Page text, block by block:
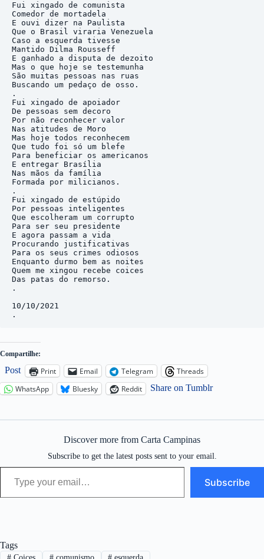
Fui xingado de comunista
Comedor de mortadela
E ouvi dizer na Paulista
Que o Brasil viraria Venezuela
Caso a esquerda tivesse
Mantido Dilma Rousseff
E ganhado a disputa de dezoito
Mas o que hoje se testemunha
São muitas pessoas nas ruas
Buscando um pedaço de osso.
.
Fui xingado de apoiador
De pessoas sem decoro
Por não reconhecer valor
Nas atitudes de Moro
Mas hoje todos reconhecem
Que tudo foi só um blefe
Para beneficiar os americanos
E entregar Brasília
Nas mãos da família
Formada por milicianos.
.
Fui xingado de estúpido
Por pessoas inteligentes
Que escolheram um corrupto
Para ser seu presidente
E agora passam a vida
Procurando justificativas
Para os seus crimes odiosos
Enquanto durmo bem as noites
Quem me xingou recebe coices
Das patas do remorso.
.
10/10/2021
.
Compartilhe:
Post Print Email Telegram
Threads
WhatsApp
Bluesky Reddit Share on Tumblr
Discover more from Carta Campinas
Subscribe to get the latest posts sent to your email.
Type your email…
Subscribe
Tags